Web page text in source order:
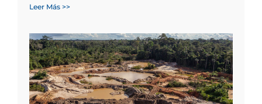
Leer Más >>